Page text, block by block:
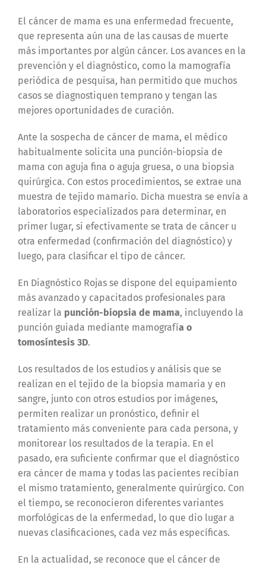
El cáncer de mama es una enfermedad frecuente,
que representa aún una de las causas de muerte
más importantes por algún cáncer. Los avances en la
prevención y el diagnóstico, como la mamografía
periódica de pesquisa, han permitido que muchos
casos se diagnostiquen temprano y tengan las
mejores oportunidades de curación.
Ante la sospecha de cáncer de mama, el médico
habitualmente solicita una punción-biopsia de
mama con aguja fina o aguja gruesa, o una biopsia
quirúrgica. Con estos procedimientos, se extrae una
muestra de tejido mamario. Dicha muestra se envía a
laboratorios especializados para determinar, en
primer lugar, si efectivamente se trata de cáncer u
otra enfermedad (confirmación del diagnóstico) y
luego, para clasificar el tipo de cáncer.
En Diagnóstico Rojas se dispone del equipamiento
más avanzado y capacitados profesionales para
realizar la punción-biopsia de mama, incluyendo la
punción guiada mediante mamografía o
tomosíntesis 3D.
Los resultados de los estudios y análisis que se
realizan en el tejido de la biopsia mamaria y en
sangre, junto con otros estudios por imágenes,
permiten realizar un pronóstico, definir el
tratamiento más conveniente para cada persona, y
monitorear los resultados de la terapia. En el
pasado, era suficiente confirmar que el diagnóstico
era cáncer de mama y todas las pacientes recibían
el mismo tratamiento, generalmente quirúrgico. Con
el tiempo, se reconocieron diferentes variantes
morfológicas de la enfermedad, lo que dio lugar a
nuevas clasificaciones, cada vez más específicas.
En la actualidad, se reconoce que el cáncer de